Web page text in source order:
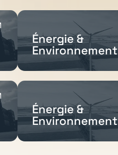
Énergie &
Environnement
Énergie &
Environnement